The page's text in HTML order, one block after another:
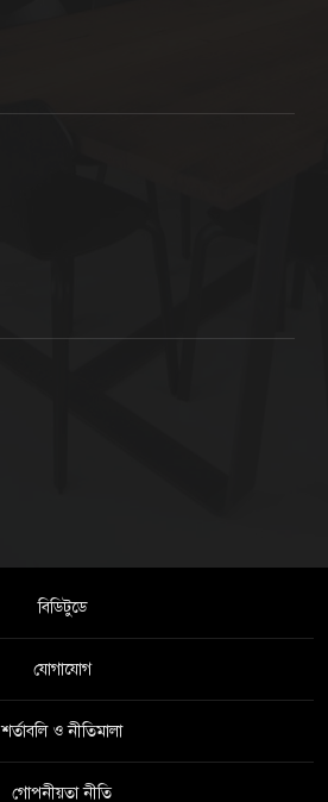
বিডিটুডে
যোগাযোগ
শর্তাবলি ও নীতিমালা
গোপনীয়তা নীতি